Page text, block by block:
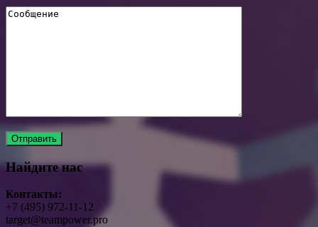
Найдите нас
Контакты:
+7 (495) 972-11-12
target@teampower.pro